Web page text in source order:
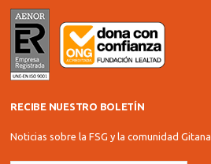
RECIBE NUESTRO BOLETÍN
Noticias sobre la FSG y la comunidad Gitana